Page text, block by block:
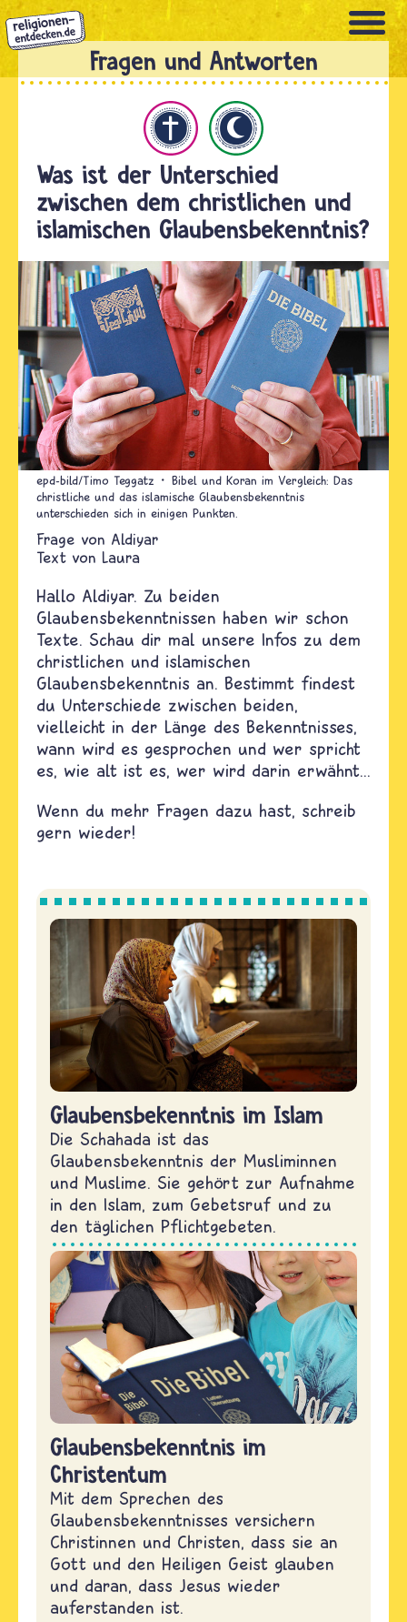
Direkt
zum
Inhalt
Was ist der Unterschied
zwischen dem christlichen und
islamischen Glaubensbekenntnis?
epd-bild/Timo Teggatz
Bibel und Koran im Vergleich: Das
christliche und das islamische Glaubensbekenntnis
unterschieden sich in einigen Punkten.
Aldiyar
Text von Laura
Hallo Aldiyar. Zu beiden
Glaubensbekenntnissen haben wir schon
Texte. Schau dir mal unsere Infos zu dem
christlichen und islamischen
Glaubensbekenntnis an. Bestimmt findest
du Unterschiede zwischen beiden,
vielleicht in der Länge des Bekenntnisses,
wann wird es gesprochen und wer spricht
es, wie alt ist es, wer wird darin erwähnt...
Wenn du mehr Fragen dazu hast, schreib
gern wieder!
Glaubensbekenntnis im Islam
Die Schahada ist das
Glaubensbekenntnis der Musliminnen
und Muslime. Sie gehört zur Aufnahme
in den Islam, zum Gebetsruf und zu
den täglichen Pflichtgebeten.
Glaubensbekenntnis im
Christentum
Mit dem Sprechen des
Glaubensbekenntnisses versichern
Christinnen und Christen, dass sie an
Gott und den Heiligen Geist glauben
und daran, dass Jesus wieder
auferstanden ist.